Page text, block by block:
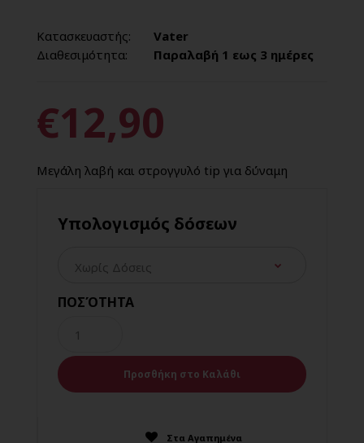
Κατασκευαστής:
Vater
Διαθεσιμότητα:
Παραλαβή 1 εως 3 ημέρες
€12,90
Μεγάλη λαβή και στρογγυλό tip για δύναμη
Υπολογισμός δόσεων
ΠΟΣΌΤΗΤΑ
Στα Αγαπημένα